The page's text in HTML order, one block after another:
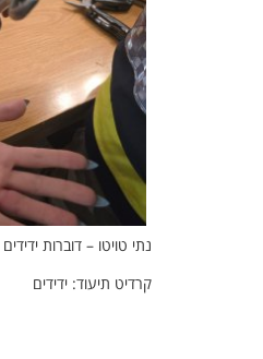
נתי טויטו – דוברות ידידים
קרדיט תיעוד: ידידים